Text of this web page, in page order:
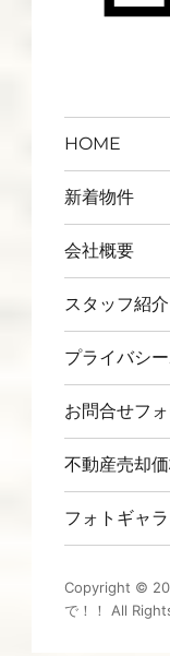
HOME
新着物件
会社概要
スタッフ紹介
プライバシ
お問合せフ
不動産売却
フォトギャ
Copyright ©
で！！
All